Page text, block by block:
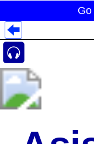
Despliegues
Despliegues
Despliegues